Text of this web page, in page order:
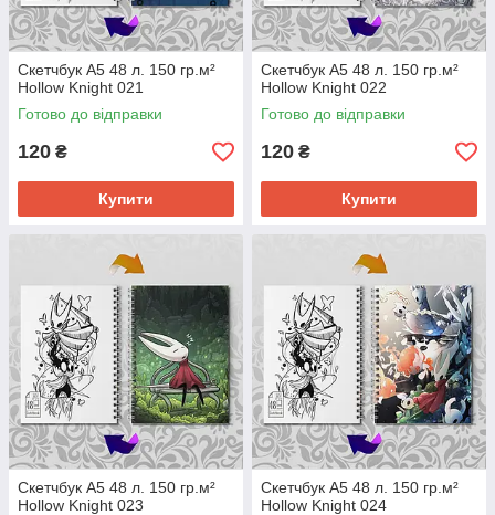
Скетчбук А5 48 л. 150 гр.м²
Hollow Knight 021
Готово до відправки
120 ₴
Купити
Скетчбук А5 48 л. 150 гр.м²
Hollow Knight 022
Готово до відправки
120 ₴
Купити
Скетчбук А5 48 л. 150 гр.м²
Hollow Knight 023
Скетчбук А5 48 л. 150 гр.м²
Hollow Knight 024